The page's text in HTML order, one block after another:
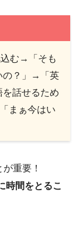
込む→「そも
の？」→「英
話せるため
まぁ今はい
重要！
時間をとるこ